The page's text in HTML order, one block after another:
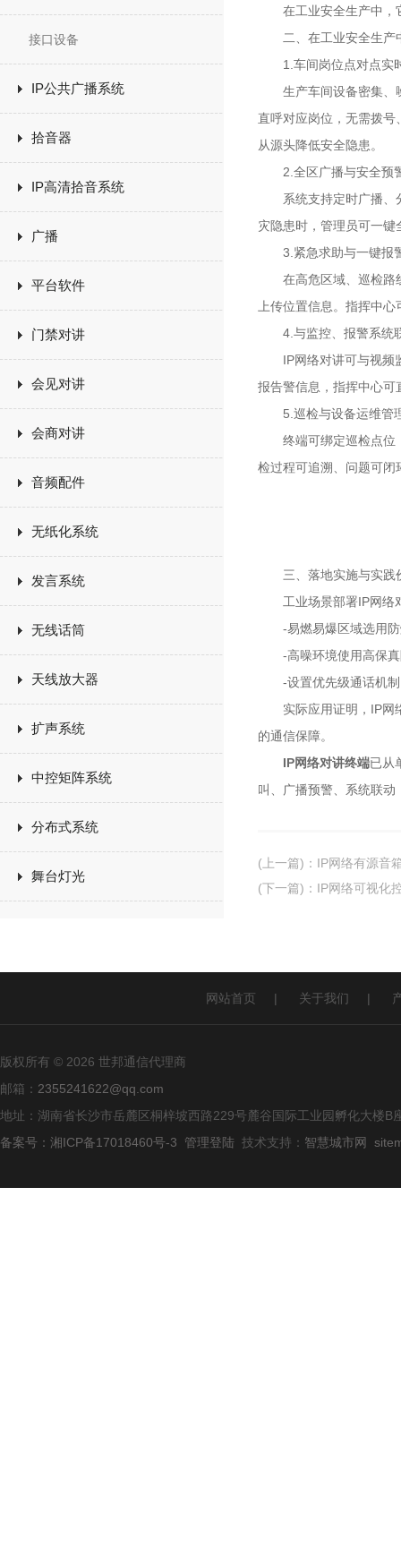
接口设备
IP公共广播系统
拾音器
IP高清拾音系统
广播
平台软件
门禁对讲
会见对讲
会商对讲
音频配件
无纸化系统
发言系统
无线话筒
天线放大器
扩声系统
中控矩阵系统
分布式系统
舞台灯光
在工业安全生产中，它
二、在工业安全生产
1.车间岗位点对点实
生产车间设备密集、
直呼对应岗位，无需拨
从源头降低安全隐患。
2.全区广播与安全预
系统支持定时广播、分
灾隐患时，管理员可一
3.紧急求助与一键报
在高危区域、巡检路线
上传位置信息。指挥中
4.与监控、报警系统
IP网络对讲可与视频监
报告警信息，指挥中心
5.巡检与设备运维管
终端可绑定巡检点位，
检过程可追溯、问题可
三、落地实施与实践
工业场景部署IP网络对
-易燃易爆区域选用防
-高噪环境使用高保真
-设置优先级通话机制
实际应用证明，IP网络
的通信保障。
IP网络对讲终端已从
叫、广播预警、系统联
(上一篇) ： IP网络有源音
(下一篇) ： IP网络可视化
网站首页 | 关于我们 |
版权所有 © 2026 世邦通信代理商
邮箱： 2355241622@qq.com
地址：湖南省长沙市岳麓区桐梓坡西路229号麓谷国际工业园孵化大楼B
备案号：湘ICP备17018460号-3
管理登陆 技术支持： 智慧城市网